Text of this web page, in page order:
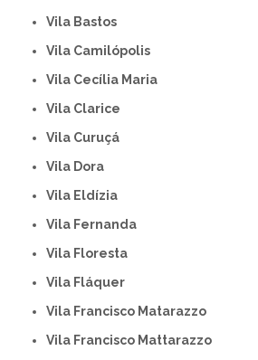
Vila Bastos
Vila Camilópolis
Vila Cecília Maria
Vila Clarice
Vila Curuçá
Vila Dora
Vila Eldízia
Vila Fernanda
Vila Floresta
Vila Fláquer
Vila Francisco Matarazzo
Vila Francisco Mattarazzo